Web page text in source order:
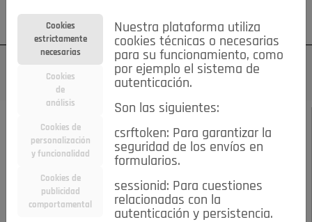
Su cuenta Regístrese ¿Olvidó su contraseña?
DICIEMBRE DE 2022
LOS BELENISTAS DE
POZUELO SE VUELVEN
Cookies
estrictamente
necesarias
Cookies
de
análisis
Cookies de
personalización
y funcionalidad
Cookies de
publicidad
comportamental
Nuestra plataforma utiliza
cookies técnicas o necesarias
para su funcionamiento, como
por ejemplo el sistema de
autenticación.
Son las siguientes:
csrftoken: Para garantizar la
seguridad de los envíos en
formularios.
sessionid: Para cuestiones
relacionadas con la
autenticación y persistencia.